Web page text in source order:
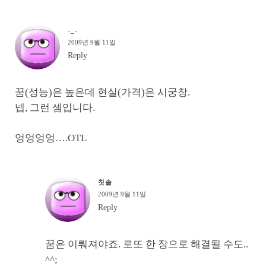
-_-
2009년 9월 11일
Reply
꿈(성능)은 높은데 현실(가격)은 시궁창.
넵, 그런 셈입니다.
엉엉엉엉….OTL
칫솔
2009년 9월 11일
Reply
꿈은 이뤄져야죠. 로또 한 장으로 해결될 수도..
^^;